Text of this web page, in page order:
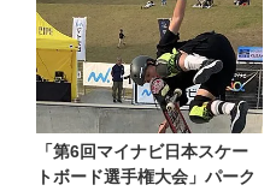
「第6回マイナビ日本スケー
トボード選手権大会」パーク